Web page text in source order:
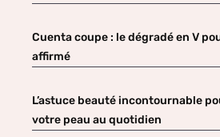
Cuenta coupe : le dégradé en V
affirmé
L’astuce beauté incontournable
votre peau au quotidien